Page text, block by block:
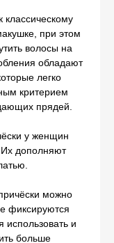
классическому
при этом
волосы на
обладают
легко
критерием
прядей.
у женщин
Их дополняют
можно
фиксируются
использовать и
больше